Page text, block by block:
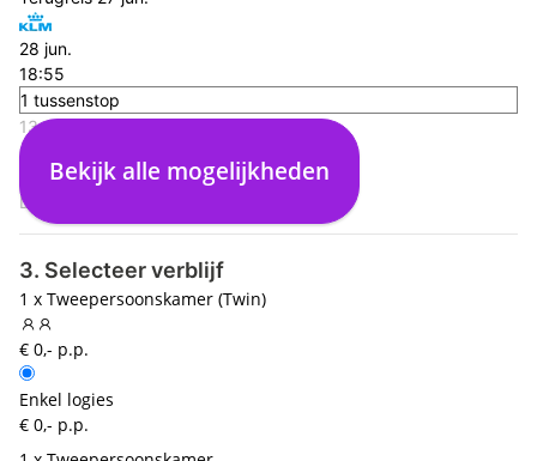
28 jun.
18:55
1 tussenstop
13:55
Curacao (CUR)
13:00
Dusseldorf (DUS)
Bekijk alle mogelijkheden
3. Selecteer verblijf
1 x Tweepersoonskamer (Twin)
€ 0,- p.p.
Enkel logies
€ 0,- p.p.